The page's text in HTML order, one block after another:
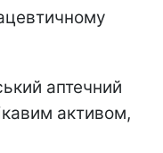
аптечний
активом,